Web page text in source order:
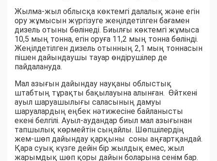
Жылма-жыл облысқа көктемгі далалық және егін
ору жұмысын жүргізуге жеңілдетілген бағамен
дизель отыны бөлінеді. Биылғы көктемгі жұмыса
10,5 мың тонна, егін оруға 11,2 мың тонна бөлінді.
Жеңілдетілген дизель отынның 2,1 мың тоннасын
пішен дайындаушы тауар өндірушілер де
пайдалануда.
Мал азығын дайындау науқаны облыстық
штабтың тұрақты бақылауына алынған. Өйткені
ауыл шаруашылығы саласының дамуы
шаруалардың еңбек нәтижесіне байланысты
екені белгілі. Ауыл-аудандар биыл мал азығынан
тапшылық көрмейтін сыңайлы. Шөпшілердің
жем-шөп дайындау қарқыны соны аңғартқандай.
Қара суық күзге дейін бір жылдық емес, жыл
жарымдық шөп қоры дайын боларына сенім бар.